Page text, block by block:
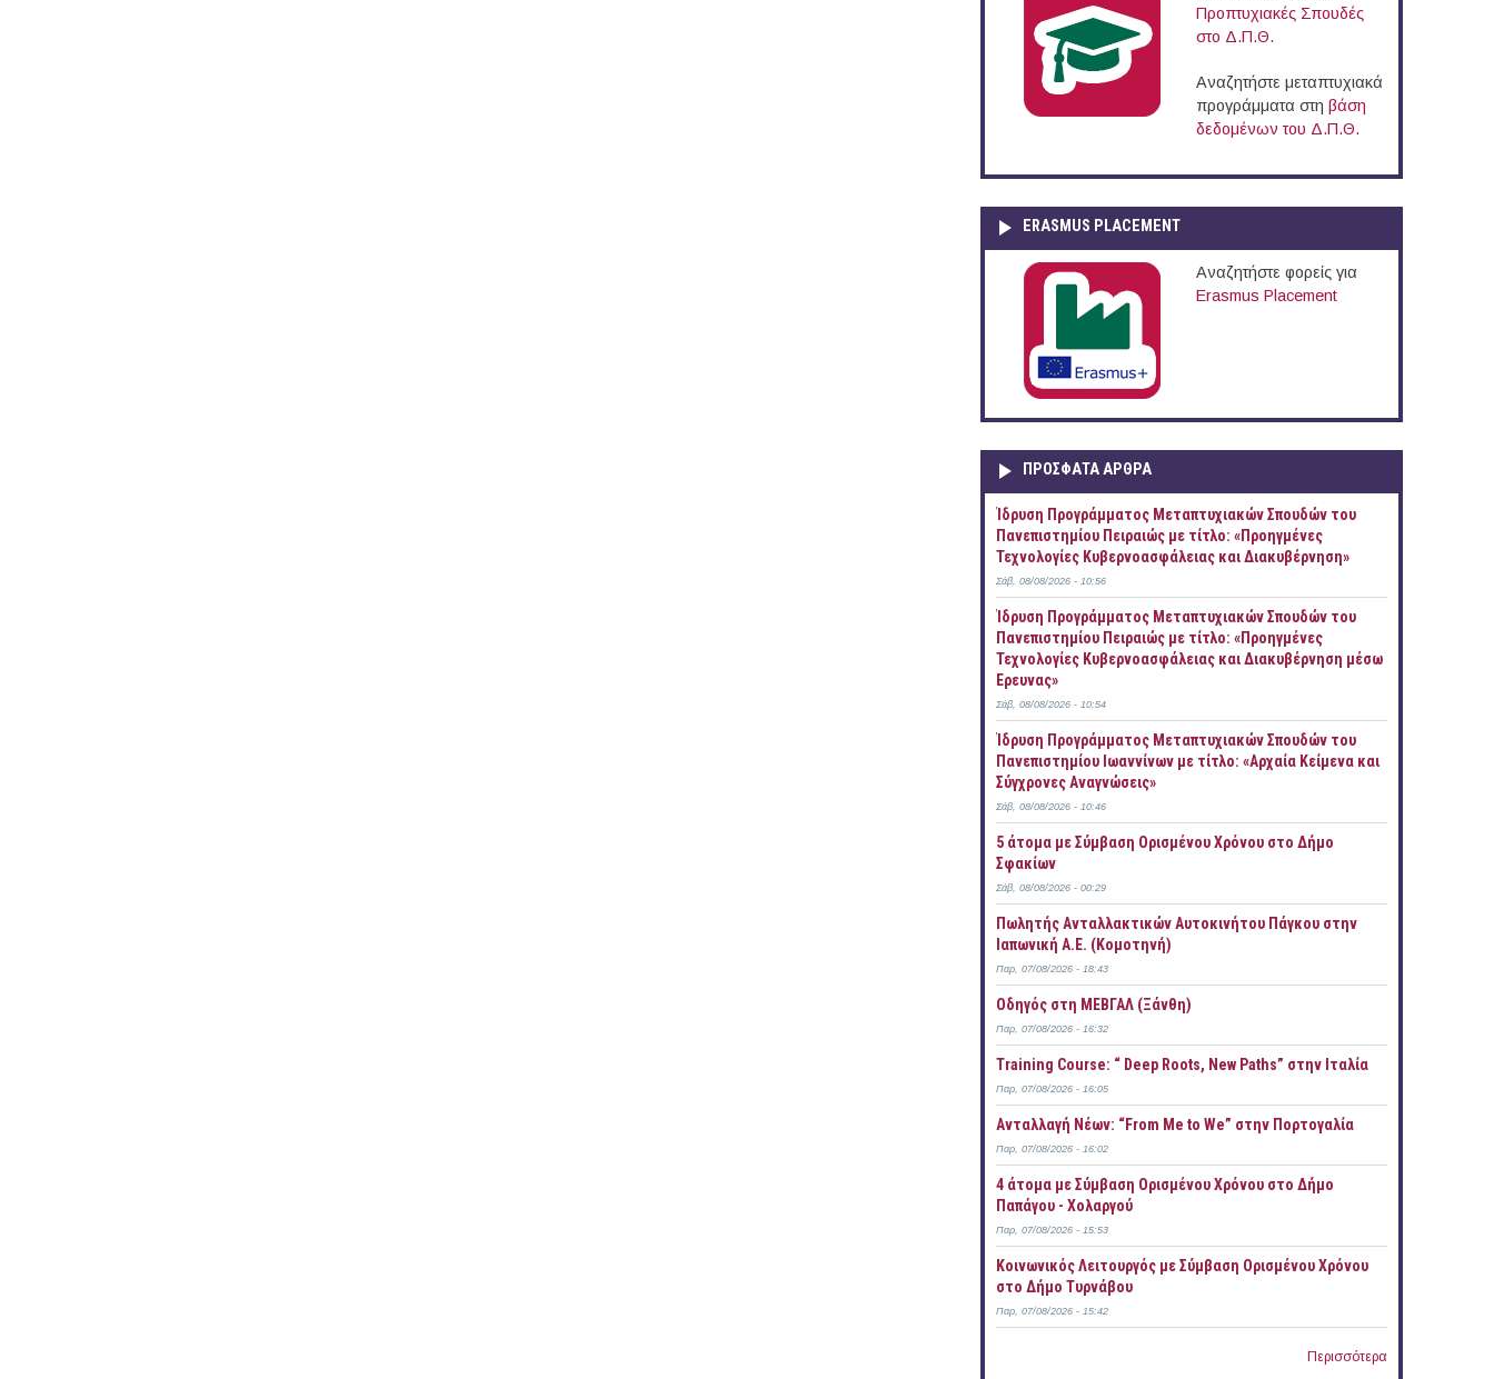
Προπτυχιακές Σπουδές
στο Δ.Π.Θ.
Αναζητήστε μεταπτυχιακά
προγράμματα στη βάση
δεδομένων του Δ.Π.Θ.
ERASMUS PLACEMENT
Αναζητήστε φορείς για
Erasmus Placement
ΠΡOΣΦΑΤΑ AΡΘΡΑ
Ίδρυση Προγράμματος Μεταπτυχιακών Σπουδών του
Πανεπιστημίου Πειραιώς με τίτλο: «Προηγμένες
Τεχνολογίες Κυβερνοασφάλειας και Διακυβέρνηση»
Σάβ, 08/08/2026 - 10:56
Ίδρυση Προγράμματος Μεταπτυχιακών Σπουδών του
Πανεπιστημίου Πειραιώς με τίτλο: «Προηγμένες
Τεχνολογίες Κυβερνοασφάλειας και Διακυβέρνηση μέσω
Έρευνας»
Σάβ, 08/08/2026 - 10:54
Ίδρυση Προγράμματος Μεταπτυχιακών Σπουδών του
Πανεπιστημίου Ιωαννίνων με τίτλο: «Αρχαία Κείμενα και
Σύγχρονες Αναγνώσεις»
Σάβ, 08/08/2026 - 10:46
5 άτομα με Σύμβαση Ορισμένου Χρόνου στο Δήμο
Σφακίων
Σάβ, 08/08/2026 - 00:29
Πωλητής Ανταλλακτικών Αυτοκινήτου Πάγκου στην
Ιαπωνική Α.Ε. (Κομοτηνή)
Παρ, 07/08/2026 - 18:43
Οδηγός στη ΜΕΒΓΑΛ (Ξάνθη)
Παρ, 07/08/2026 - 16:32
Training Course: “ Deep Roots, New Paths” στην Ιταλία
Παρ, 07/08/2026 - 16:05
Ανταλλαγή Νέων: “From Me to We” στην Πορτογαλία
Παρ, 07/08/2026 - 16:02
4 άτομα με Σύμβαση Ορισμένου Χρόνου στο Δήμο
Παπάγου - Χολαργού
Παρ, 07/08/2026 - 15:53
Κοινωνικός Λειτουργός με Σύμβαση Ορισμένου Χρόνου
στο Δήμο Τυρνάβου
Παρ, 07/08/2026 - 15:42
Περισσότερα